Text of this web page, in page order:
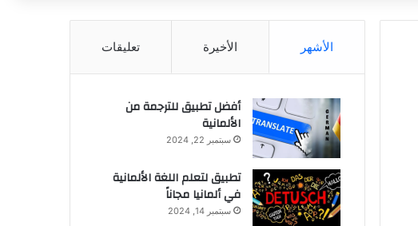
الأشهر الأخيرة تعليقات
أفضل تطبيق للترجمة من
الألمانية
سبتمبر 22, 2024
تطبيق لتعلم اللغة الألمانية
في ألمانيا مجاناً
سبتمبر 14, 2024